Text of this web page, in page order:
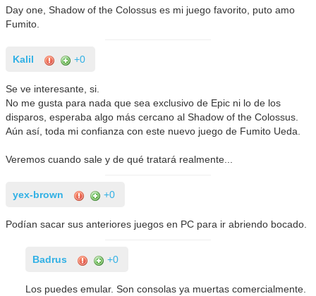
Day one, Shadow of the Colossus es mi juego favorito, puto amo
Fumito.
Kalil +0
Se ve interesante, si.
No me gusta para nada que sea exclusivo de Epic ni lo de los
disparos, esperaba algo más cercano al Shadow of the Colossus.
Aún así, toda mi confianza con este nuevo juego de Fumito Ueda.
Veremos cuando sale y de qué tratará realmente...
yex-brown +0
Podían sacar sus anteriores juegos en PC para ir abriendo bocado.
Badrus +0
Los puedes emular. Son consolas ya muertas comercialmente.